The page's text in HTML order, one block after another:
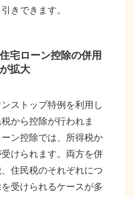
きできます。
宅ローン控除の併用
拡大
ストップ特例を利用し
から控除が行われま
ン控除では、所得税か
けられます。両方を併
住民税のそれぞれにつ
受けられるケースが多